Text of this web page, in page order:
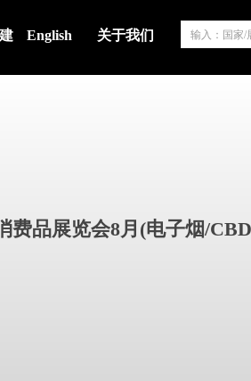
English 关于我们
费品展览会8月(电子烟/